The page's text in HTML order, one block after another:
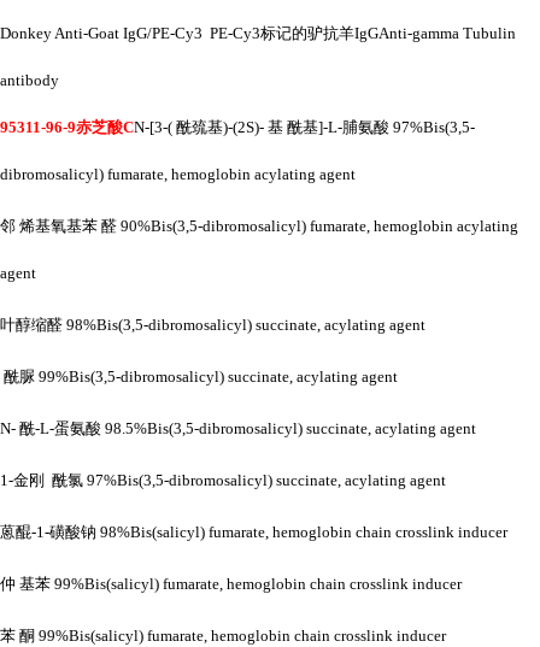
Donkey Anti-Goat IgG/PE-Cy3 PE-Cy3标记的驴抗羊IgGAnti-gamma Tubulin
antibody
95311-96-9赤芝酸CN-[3-( 酰巯基)-(2S)- 基 酰基]-L-脯氨酸 97%Bis(3,5-
dibromosalicyl) fumarate, hemoglobin acylating agent
邻 烯基氧基苯 醛 90%Bis(3,5-dibromosalicyl) fumarate, hemoglobin acylating
agent
叶醇缩醛 98%Bis(3,5-dibromosalicyl) succinate, acylating agent
酰脲 99%Bis(3,5-dibromosalicyl) succinate, acylating agent
N- 酰-L-蛋氨酸 98.5%Bis(3,5-dibromosalicyl) succinate, acylating agent
1-金刚 酰氯 97%Bis(3,5-dibromosalicyl) succinate, acylating agent
蒽醌-1-磺酸钠 98%Bis(salicyl) fumarate, hemoglobin chain crosslink inducer
仲 基苯 99%Bis(salicyl) fumarate, hemoglobin chain crosslink inducer
苯 酮 99%Bis(salicyl) fumarate, hemoglobin chain crosslink inducer